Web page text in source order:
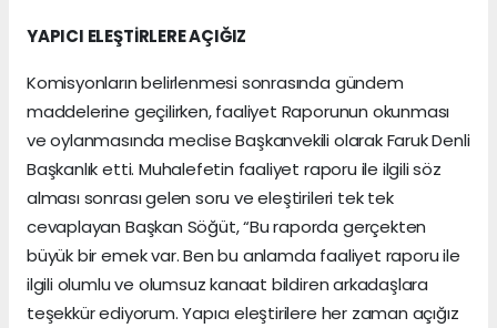
YAPICI ELEŞTİRLERE AÇIĞIZ
Komisyonların belirlenmesi sonrasında gündem
maddelerine geçilirken, faaliyet Raporunun okunması
ve oylanmasında meclise Başkanvekili olarak Faruk Denli
Başkanlık etti. Muhalefetin faaliyet raporu ile ilgili söz
alması sonrası gelen soru ve eleştirileri tek tek
cevaplayan Başkan Söğüt, “Bu raporda gerçekten
büyük bir emek var. Ben bu anlamda faaliyet raporu ile
ilgili olumlu ve olumsuz kanaat bildiren arkadaşlara
teşekkür ediyorum. Yapıcı eleştirilere her zaman açığız